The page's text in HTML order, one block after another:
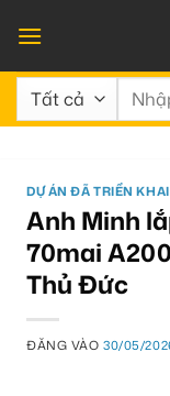
qua
nội
dung
Tìm
DỰ ÁN ĐÃ TRIỂN KHAI
Anh Minh
70mai
Thủ Đức
ĐĂNG VÀO30/05/